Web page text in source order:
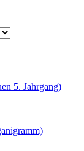
5. Jahrgang)